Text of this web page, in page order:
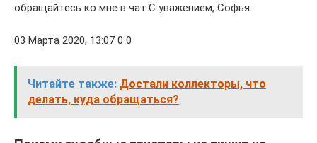
обращайтесь ко мне в чат.С уважением, Софья.
03 Марта 2020, 13:07 0 0
Читайте также: Достали коллекторы, что
делать, куда обращаться?